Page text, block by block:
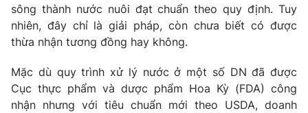
Thị trường
Tư vấn
Lịch phát sóng
Emagazine Podcast
sông thành nước nuôi đạt chuẩn theo quy định. Tuy
nhiên, đây chỉ là giải pháp, còn chưa biết có được
thừa nhận tương đồng hay không.
Mặc dù quy trình xử lý nước ở một số DN đã được
Cục thực phẩm và dược phẩm Hoa Kỳ (FDA) công
nhận nhưng với tiêu chuẩn mới theo USDA, doanh